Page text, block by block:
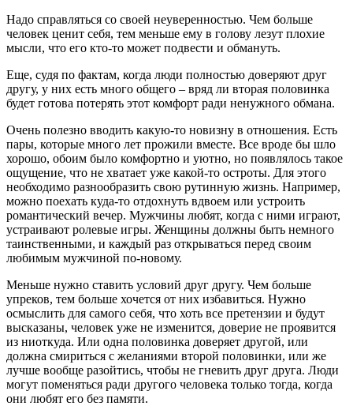
Надо справляться со своей неуверенностью. Чем больше
человек ценит себя, тем меньше ему в голову лезут плохие
мысли, что его кто-то может подвести и обмануть.
Еще, судя по фактам, когда люди полностью доверяют друг
другу, у них есть много общего – вряд ли вторая половинка
будет готова потерять этот комфорт ради ненужного обмана.
Очень полезно вводить какую-то новизну в отношения. Есть
пары, которые много лет прожили вместе. Все вроде бы шло
хорошо, обоим было комфортно и уютно, но появлялось такое
ощущение, что не хватает уже какой-то остроты. Для этого
необходимо разнообразить свою рутинную жизнь. Например,
можно поехать куда-то отдохнуть вдвоем или устроить
романтический вечер. Мужчины любят, когда с ними играют,
устраивают ролевые игры. Женщины должны быть немного
таинственными, и каждый раз открываться перед своим
любимым мужчиной по-новому.
Меньше нужно ставить условий друг другу. Чем больше
упреков, тем больше хочется от них избавиться. Нужно
осмыслить для самого себя, что хоть все претензии и будут
высказаны, человек уже не изменится, доверие не проявится
из ниоткуда. Или одна половинка доверяет другой, или
должна смириться с желаниями второй половинки, или же
лучше вообще разойтись, чтобы не гневить друг друга. Люди
могут поменяться ради другого человека только тогда, когда
они любят его без памяти.